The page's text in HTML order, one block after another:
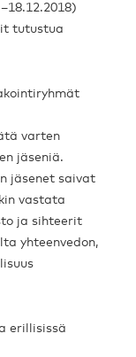
tutustua
varten
jäseniä.
jäsenet saivat
vastata
ja sihteerit
yhteenvedon,
erillisissä